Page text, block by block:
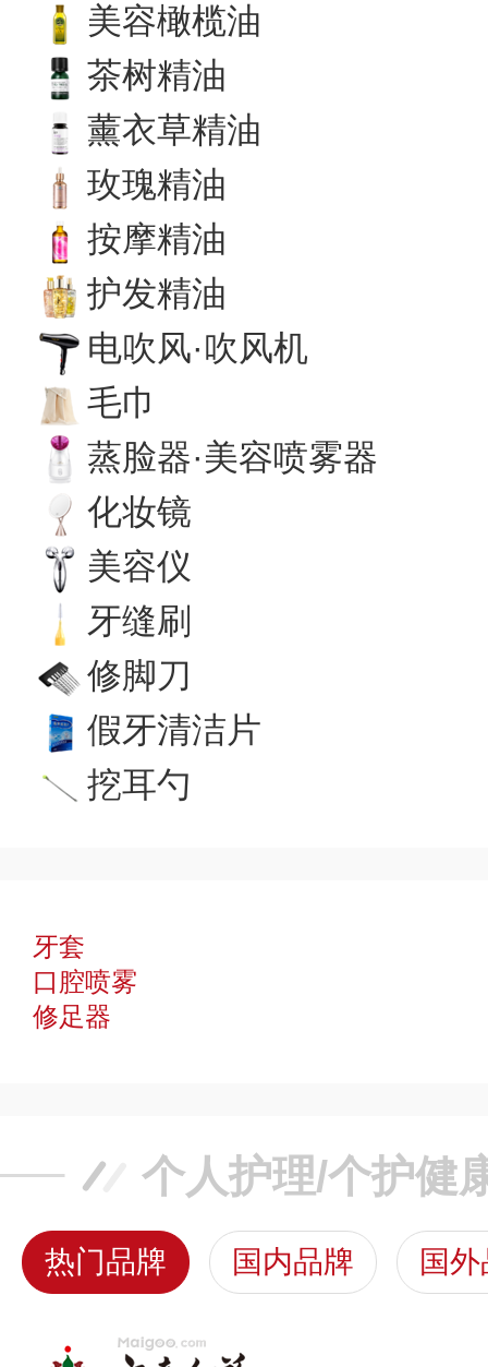
美容橄榄油
茶树精油
薰衣草精油
玫瑰精油
按摩精油
护发精油
电吹风·吹风机
毛巾
蒸脸器·美容喷雾器
化妆镜
美容仪
牙缝刷
修脚刀
假牙清洁片
挖耳勺
牙套
口腔喷雾
修足器
个人护理/个护健
热门品牌 国内品牌 国